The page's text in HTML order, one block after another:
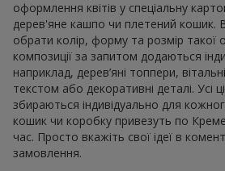
оформлення квітів у спеціальну
дерев'яне кашпо чи плетений кошик.
обрати колір, форму та розмір такої
композиції за запитом додаються
наприклад, дерев’яні топпери,
текстом або декоративні деталі. Усі
збираються індивідуально для
кошик чи коробку привезуть по
час. Просто вкажіть свої ідеї в
замовлення.